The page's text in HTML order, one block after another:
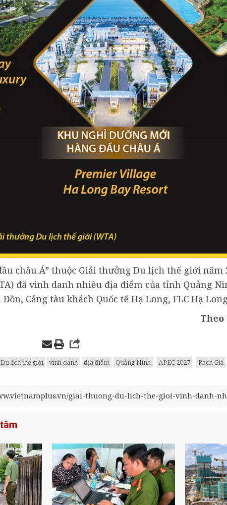
châu Á” thuộc Giải thưởng Du lịch thế giới năm
đã vinh danh nhiều địa điểm của tỉnh Quảng
Cảng tàu khách Quốc tế Hạ Long, FLC Hạ
Theo
lịch thế giới vinh danh địa điểm Quảng Ninh APEC 2027 Rạch Giá
giai-thuong-du-lich-the-gioi-vinh-danh-